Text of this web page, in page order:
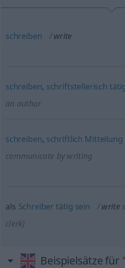
schreiben write
schreiben, schriftstellerisch
an author
schreiben, schriftlich Mitteilung
communicate by writing
als Schreiber tätig sein write
clerk)
Beispielsätze